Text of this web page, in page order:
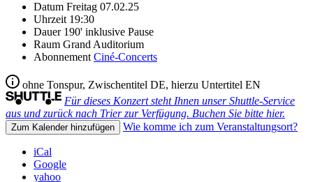
Datum Freitag 07.02.25
Uhrzeit 19:30
Dauer 190' inklusive Pause
Raum Grand Auditorium
Abonnement Ciné-Concerts
ohne Tonspur, Zwischentitel DE, hierzu Untertitel EN
Für dieses Konzert steht Ihnen unser Shuttle-Service
aus und zurück nach Trier zur Verfügung. Buchen Sie bitte hier.
Zum Kalender hinzufügen Wie komme ich zum Veranstaltungsort?
iCal
Google
yahoo